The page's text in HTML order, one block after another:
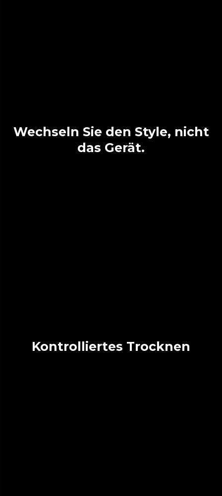
Wechseln Sie den Style, nicht
das Gerät.
Kontrolliertes Trocknen